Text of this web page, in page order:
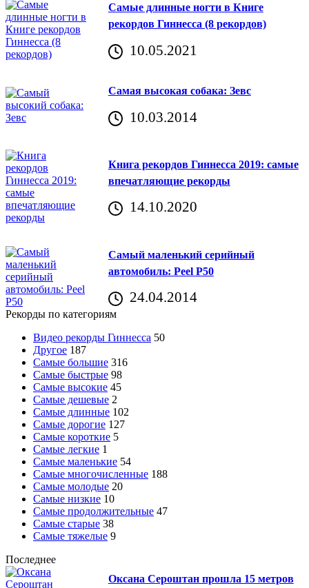
Самые длинные ногти в Книге
рекордов Гиннесса (8 рекордов)
10.05.2021
Самая высокая собака: Зевс
10.03.2014
Книга рекордов Гиннесса 2019: самые
впечатляющие рекорды
14.10.2020
Самый маленький серийный
автомобиль: Peel P50
24.04.2014
Рекорды по категориям
Видео рекорды Гиннесса 50
Другое 187
Самые большие 316
Самые быстрые 98
Самые высокие 45
Самые дешевые 2
Самые длинные 102
Самые дорогие 127
Самые короткие 5
Самые легкие 1
Самые маленькие 54
Самые многочисленные 188
Самые молодые 20
Самые низкие 10
Самые продолжительные 47
Самые старые 38
Самые тяжелые 9
Последнее
Оксана Сероштан прошла 15 метров